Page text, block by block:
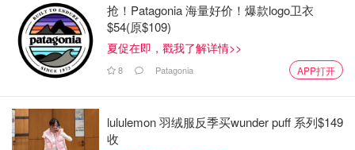
抢！Patagonia 海量好价！爆款logo卫衣
$54(原$109)
夏促在即，戳我了解详情>>
8 Patagonia APP打开
lululemon 羽绒服反季买wunder puff 系列$149
收